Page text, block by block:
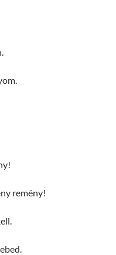
remény!